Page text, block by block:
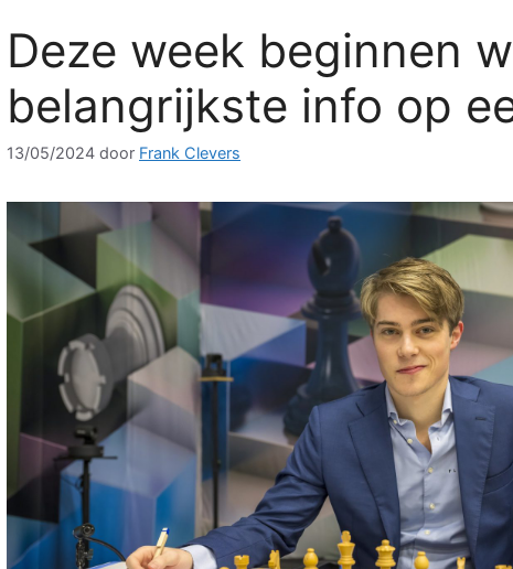
Deze week beginnen
belangrijkste info op
13/05/2024 door Frank Clevers